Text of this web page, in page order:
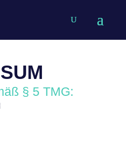
§ 5 TMG: